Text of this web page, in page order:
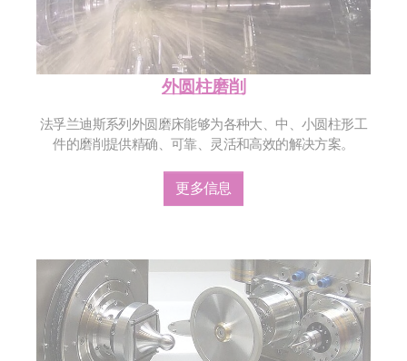
外圆柱磨削
法孚兰迪斯系列外圆磨床能够为各种大、中、小圆柱形工
件的磨削提供精确、可靠、灵活和高效的解决方案。
更多信息